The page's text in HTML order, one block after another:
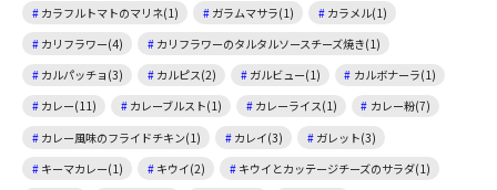
カラフルトマトのマリネ(1)
ガラムマサラ(1)
カラメル(1)
カリフラワー(4)
カリフラワーのタルタルソースチーズ焼き(1)
カルパッチョ(3)
カルピス(2) ガルビュー(1)
カルボナーラ(1)
カレー(11)
カレーブルスト(1) カレーライス(1)
カレー粉(7)
カレー風味のフライドチキン(1)
カレイ(3)
ガレット(3)
キーマカレー(1)
キウイ(2)
キウイとカッテージチーズのサラダ(1)